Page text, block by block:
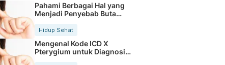
Pahami Berbagai Hal yang
Menjadi Penyebab Buta
Hidup Sehat
Mengenal Kode ICD X
Pterygium untuk Diagnosis